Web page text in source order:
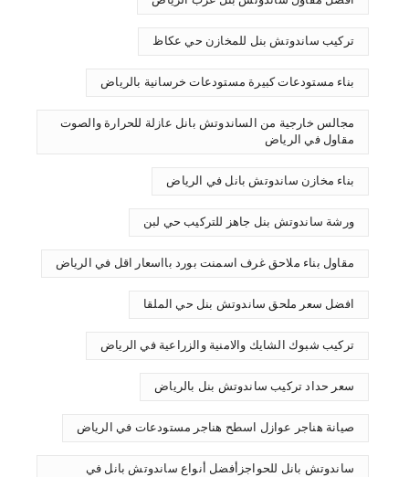
تركيب ساندوتش بنل للمخازن حي عكاظ
بناء مستودعات كبيرة مستودعات خرسانية بالرياض
مجالس خارجية من الساندوتش بانل عازلة للحرارة والصوت
مقاول في الرياض
بناء مخازن ساندوتش بانل في الرياض
ورشة ساندوتش بنل جاهز للتركيب حي لبن
مقاول بناء ملاحق غرف اسمنت بورد بااسعار اقل في الرياض
افضل سعر ملحق ساندوتش بنل حي الملقا
تركيب شبوك الشايك والامنية والزراعية في الرياض
سعر حداد تركيب ساندوتش بنل بالرياض
صيانة هناجر عوازل اسطح هناجر مستودعات في الرياض
ساندوتش بانل للحواجزأفضل أنواع ساندوتش بانل في